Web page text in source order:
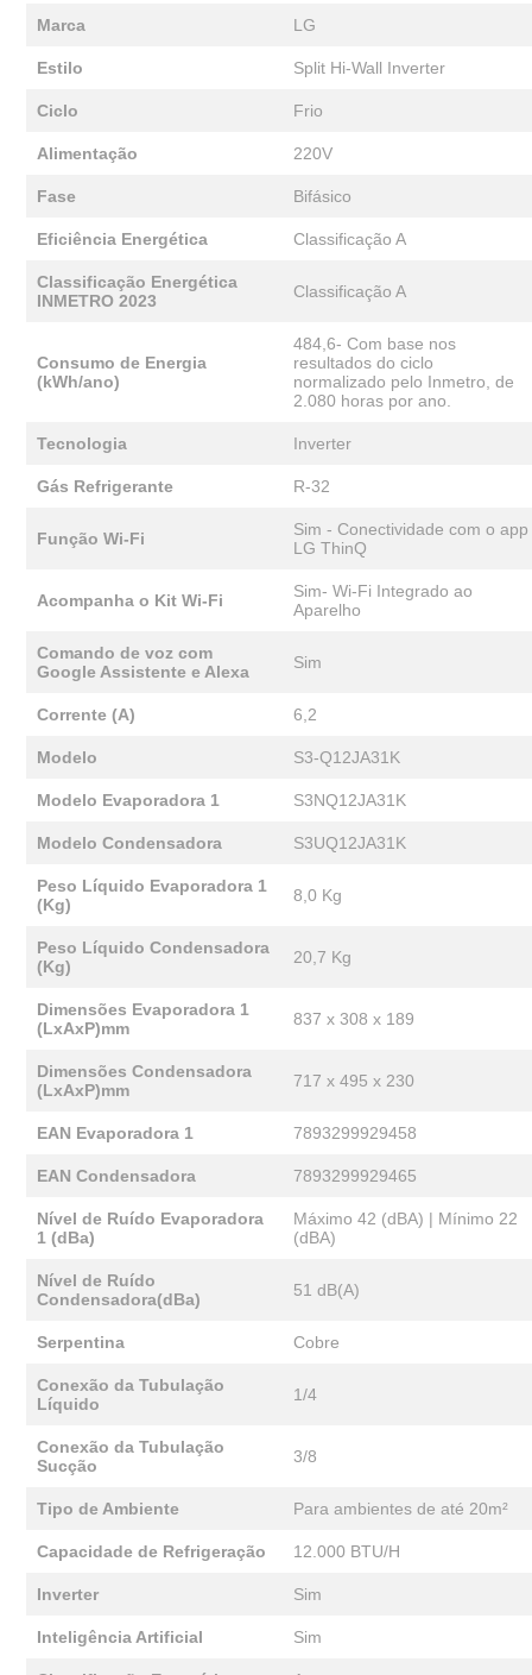
Marca LG
Estilo Split Hi-Wall Inverter
Ciclo Frio
Alimentação 220V
Fase Bifásico
Eficiência Energética Classificação A
Classificação Energética
INMETRO 2023
Classificação A
Consumo de Energia
(kWh/ano)
484,6- Com base nos
resultados do ciclo
normalizado pelo Inmetro, de
2.080 horas por ano.
Tecnologia Inverter
Gás Refrigerante R-32
Função Wi-Fi
Sim - Conectividade com o app
LG ThinQ
Acompanha o Kit Wi-Fi
Sim- Wi-Fi Integrado ao
Aparelho
Comando de voz com
Google Assistente e Alexa
Sim
Corrente (A) 6,2
Modelo S3-Q12JA31K
Modelo Evaporadora 1 S3NQ12JA31K
Modelo Condensadora S3UQ12JA31K
Peso Líquido Evaporadora 1
(Kg)
8,0 Kg
Peso Líquido Condensadora
(Kg)
20,7 Kg
Dimensões Evaporadora 1
(LxAxP)mm
837 x 308 x 189
Dimensões Condensadora
(LxAxP)mm
717 x 495 x 230
EAN Evaporadora 1 7893299929458
EAN Condensadora 7893299929465
Nível de Ruído Evaporadora
1 (dBa)
Máximo 42 (dBA) | Mínimo 22
(dBA)
Nível de Ruído
Condensadora(dBa)
51 dB(A)
Serpentina Cobre
Conexão da Tubulação
Líquido
1/4
Conexão da Tubulação
Sucção
3/8
Tipo de Ambiente Para ambientes de até 20m²
Capacidade de Refrigeração 12.000 BTU/H
Inverter Sim
Inteligência Artificial Sim